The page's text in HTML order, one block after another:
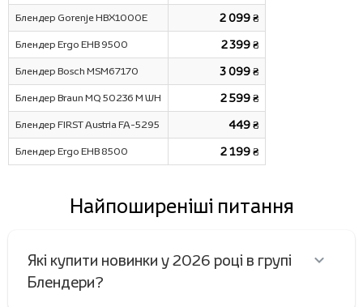
Блендер Gorenje HBX1000E 2 099 ₴
Блендер Ergo EHB 9500 2 399 ₴
Блендер Bosch MSM67170 3 099 ₴
Блендер Braun MQ 50236 M WH 2 599 ₴
Блендер FIRST Austria FA-5295 449 ₴
Блендер Ergo EHB 8500 2 199 ₴
Найпоширеніші питання
Які купити новинки у 2026 році в групі
Блендери?